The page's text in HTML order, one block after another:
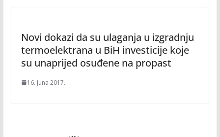
Novi dokazi da su ulaganja u izgradnju
termoelektrana u BiH investicije koje
su unaprijed osuđene na propast
16. Juna 2017.